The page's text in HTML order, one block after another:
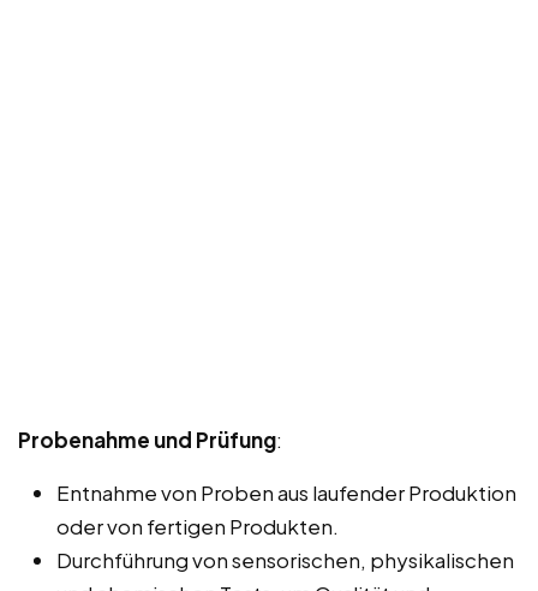
Probenahme und Prüfung:
Entnahme von Proben aus laufender Produktion
oder von fertigen Produkten.
Durchführung von sensorischen, physikalischen